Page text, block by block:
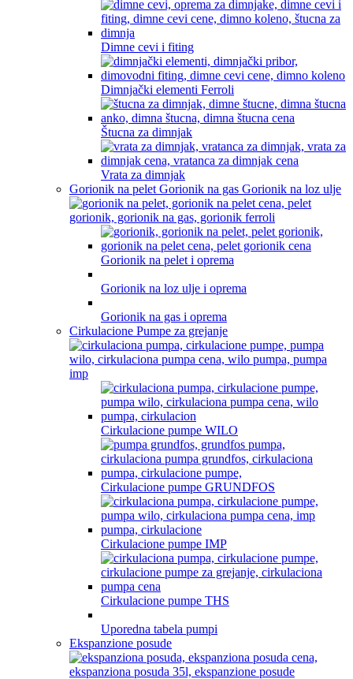
Dimne cevi i fiting
Dimnjački elementi Ferroli
Štucna za dimnjak
Vrata za dimnjak
Gorionik na pelet Gorionik na gas Gorionik na loz ulje
Gorionik na pelet i oprema
Gorionik na loz ulje i oprema
Gorionik na gas i oprema
Cirkulacione Pumpe za grejanje
Cirkulacione pumpe WILO
Cirkulacione pumpe GRUNDFOS
Cirkulacione pumpe IMP
Cirkulacione pumpe THS
Uporedna tabela pumpi
Ekspanzione posude